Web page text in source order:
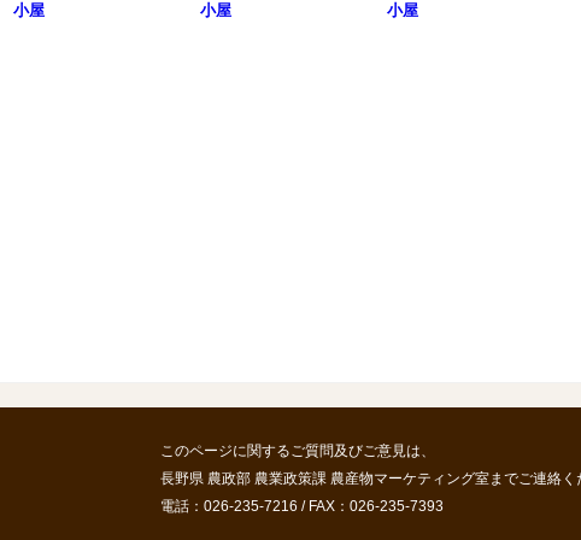
小屋 小屋 小屋
このページに関するご質問及びご意見は、
長野県 農政部 農業政策課 農産物マーケティング室までご連絡く
電話：026-235-7216 / FAX：026-235-7393